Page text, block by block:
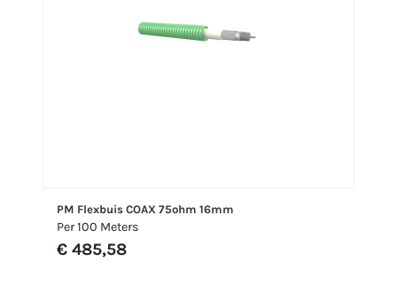
PM Flexbuis COAX 75ohm 16mm
Per 100 Meters
€ 485,58